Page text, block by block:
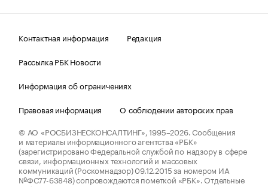
Контактная информация
Редакция
Рассылка РБК Новости
Информация об ограничениях
Правовая информация
О соблюдении авторских прав
© АО «РОСБИЗНЕСКОНСАЛТИНГ»,1995–2026.Сообщения
и материалы информационного агентства «РБК»
(зарегистрировано Федеральной службой по надзору в сфере
связи, информационных технологий и массовых
коммуникаций (Роскомнадзор) 09.12.2015 за номером ИА
№ФС77-63848) сопровождаются пометкой «РБК». Отдельные